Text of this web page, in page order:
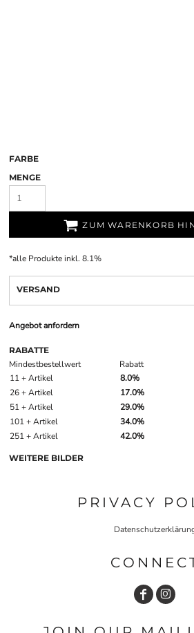
FARBE
MENGE
ZUM WARENKORB
*alle Produkte inkl. 8.1%
VERSAND
Angebot anfordern
RABATTE
Mindestbestellwert
Rabatt
11 + Artikel
8.0%
26 + Artikel
17.0%
51 + Artikel
29.0%
101 + Artikel
34.0%
251 + Artikel
42.0%
WEITERE BILDER
PRIVACY